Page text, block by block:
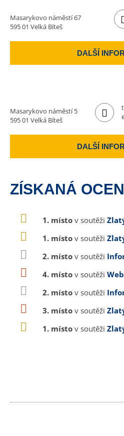
Masarykovo náměstí 67
595 01 Velká Bíteš
DALŠÍ
Masarykovo náměstí 5
595 01 Velká Bíteš
DALŠÍ
ZÍSKANÁ
1. místo v soutěži
1. místo v soutěži
2. místo v soutěži
4. místo v soutěži
2. místo v soutěži
3. místo v soutěži
1. místo v soutěži